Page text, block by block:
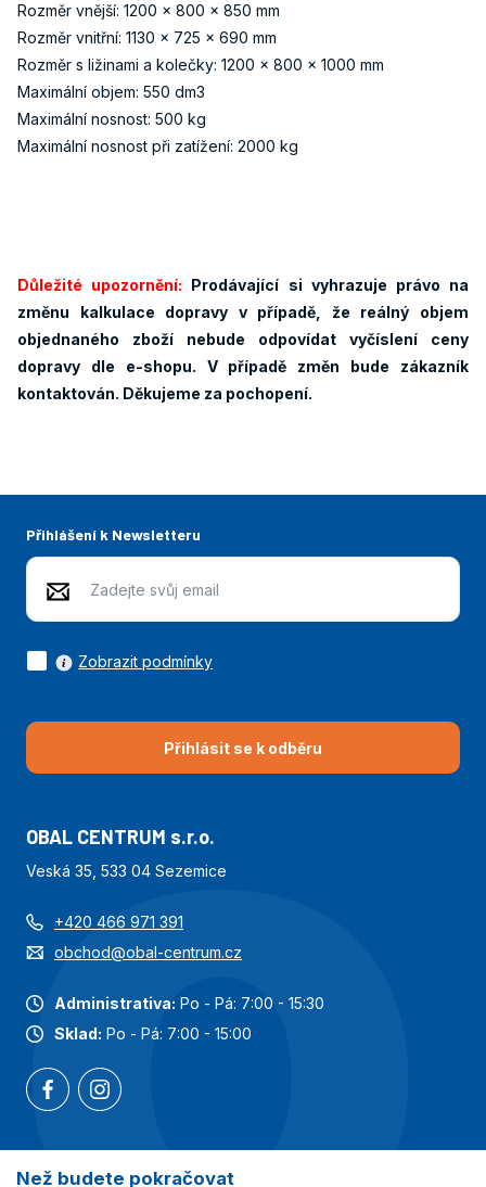
Rozměr vnější: 1200 x 800 x 850 mm
Rozměr vnitřní: 1130 x 725 x 690 mm
Rozměr s ližinami a kolečky: 1200 x 800 x 1000 mm
Maximální objem: 550 dm3
Maximální nosnost: 500 kg
Maximální nosnost při zatížení: 2000 kg
Důležité upozornění: Prodávající si vyhrazuje právo na
změnu kalkulace dopravy v případě, že reálný objem
objednaného zboží nebude odpovídat vyčíslení ceny
dopravy dle e-shopu. V případě změn bude zákazník
kontaktován. Děkujeme za pochopení.
Přihlášení k Newsletteru
Přihlásit se k odběru
Zobrazit podmínky
OBAL CENTRUM s.r.o.
Veská 35, 533 04 Sezemice
+420 466 971 391
obchod@obal-centrum.cz
Administrativa: Po - Pá: 7:00 - 15:30
Sklad: Po - Pá: 7:00 - 15:00
Nejoblíbenější kategorie
Než budete pokračovat